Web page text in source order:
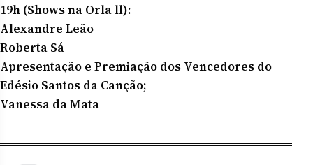
19h (Shows na Orla ll):
Alexandre Leão
Roberta Sá
Apresentação e Premiação dos Vencedores do
Edésio Santos da Canção;
Vanessa da Mata